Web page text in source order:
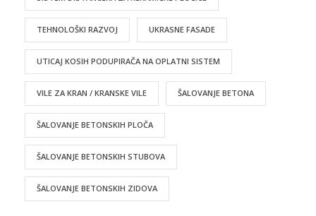
TEHNOLOŠKI RAZVOJ UKRASNE FASADE
UTICAJ KOSIH PODUPIRAČA NA OPLATNI SISTEM
VILE ZA KRAN / KRANSKE VILE ŠALOVANJE BETONA
ŠALOVANJE BETONSKIH PLOČA
ŠALOVANJE BETONSKIH STUBOVA
ŠALOVANJE BETONSKIH ZIDOVA